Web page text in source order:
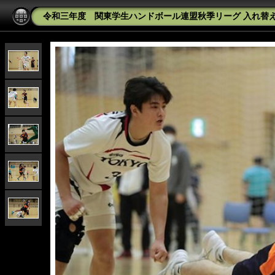
令和三年度 関東学生ハンドボール連盟秋季リーグ 入れ